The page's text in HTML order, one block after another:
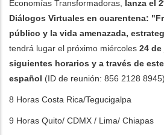
Economías Transformadoras, lanza el
Diálogos Virtuales en cuarentena:
público y la vida amenazada,
tendrá lugar el próximo miércoles 24
siguientes horarios y a través de este
español (ID de reunión: 856 2128
8 Horas Costa Rica/Tegucigalpa
9 Horas Quito/ CDMX / Lima⁣⁣/ Chiapas